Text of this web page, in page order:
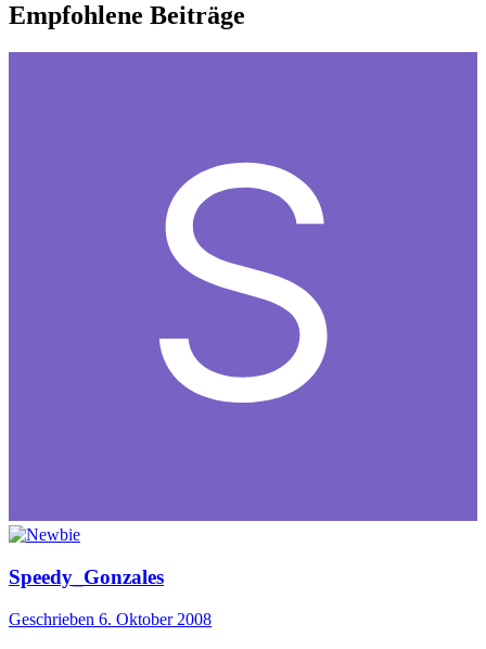
Empfohlene Beiträge
Speedy_Gonzales
Geschrieben 6. Oktober 2008